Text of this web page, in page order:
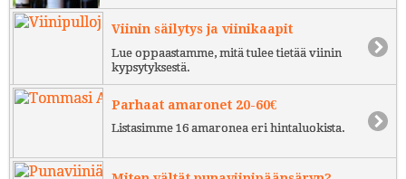
Viinin säilytys ja viinikaapit
Lue oppaastamme, mitä tulee tietää viinin
kypsytyksestä.
Parhaat amaronet 20-60€
Listasimme 16 amaronea eri hintaluokista.